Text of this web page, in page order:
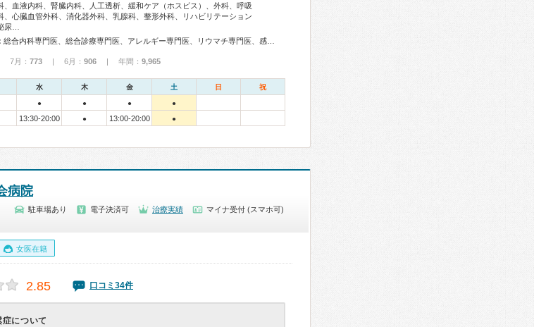
、血液内科、腎臓内科、人工透析、緩和ケア（ホスピス）、外科、呼吸
、心臓血管外科、消化器外科、乳腺科、整形外科、リハビリテーション
尿…
7月： 773 | 6月： 906 | 年間： 9,965
水 木 金 土 日 祝
● ● ● ●
13:30-20:00 ● 13:00-20:00 ●
病院
駐車場あり 電子決済可 治療実績
マイナ受付 (スマホ可)
女医在籍
2.85 口コミ34件
症について